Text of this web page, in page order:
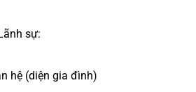
sự:
hệ (diện gia đình)